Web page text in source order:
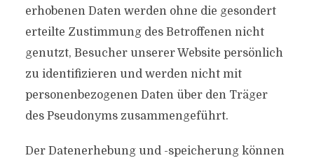
erhobenen Daten werden ohne die gesondert
erteilte Zustimmung des Betroffenen nicht
genutzt, Besucher unserer Website persönlich
zu identifizieren und werden nicht mit
personenbezogenen Daten über den Träger
des Pseudonyms zusammengeführt.
Der Datenerhebung und -speicherung können